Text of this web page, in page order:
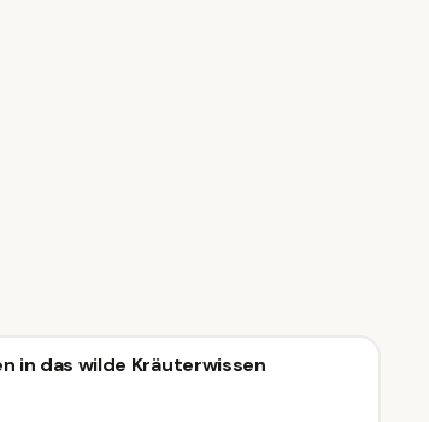
& Seminar
Seminar
in das wilde Kräuterwissen